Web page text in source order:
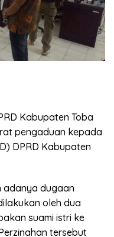
Kabupaten Toba
pengaduan kepada
DPRD Kabupaten
adanya dugaan
oleh dua
suami istri ke
tersebut